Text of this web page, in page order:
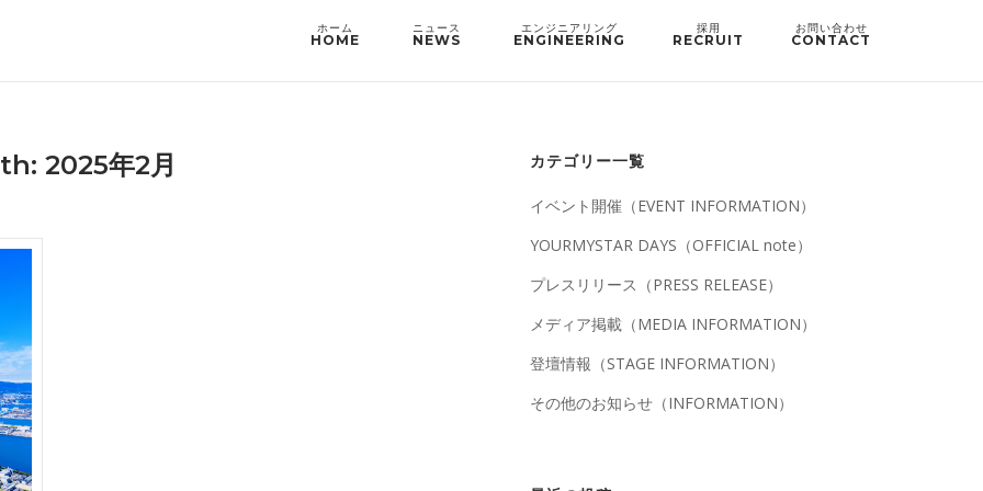
HOME NEWS ENGINEERING RECRUIT CONTACT
2025年2月 カテゴリー一覧
イベント開催（EVENT INFORMATION）
YOURMYSTAR DAYS（OFFICIAL note）
プレスリリース（PRESS RELEASE）
メディア掲載（MEDIA INFORMATION）
登壇情報（STAGE INFORMATION）
その他のお知らせ（INFORMATION）